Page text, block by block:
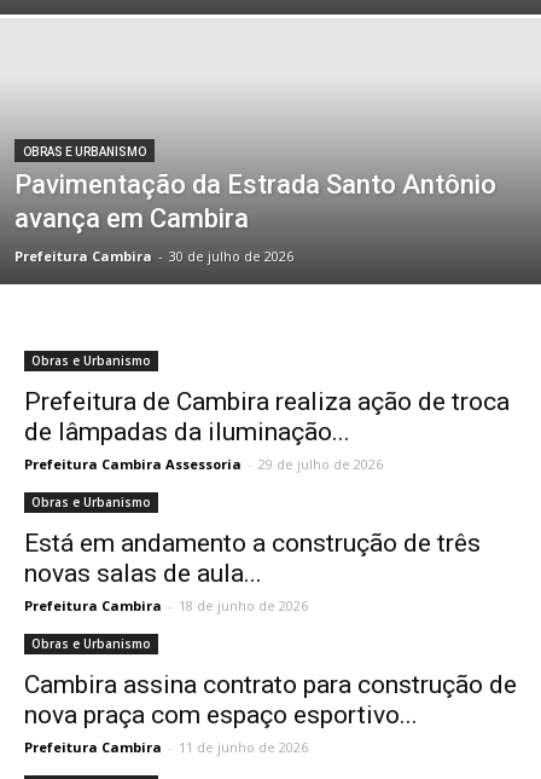
OBRAS E URBANISMO
Pavimentação da Estrada Santo Antônio
avança em Cambira
Prefeitura Cambira - 30 de julho de 2026
Obras e Urbanismo
Prefeitura de Cambira realiza ação de troca
de lâmpadas da iluminação...
Prefeitura Cambira Assessoria - 29 de julho de 2026
Obras e Urbanismo
Está em andamento a construção de três
novas salas de aula...
Prefeitura Cambira - 18 de junho de 2026
Obras e Urbanismo
Cambira assina contrato para construção de
nova praça com espaço esportivo...
Prefeitura Cambira - 11 de junho de 2026